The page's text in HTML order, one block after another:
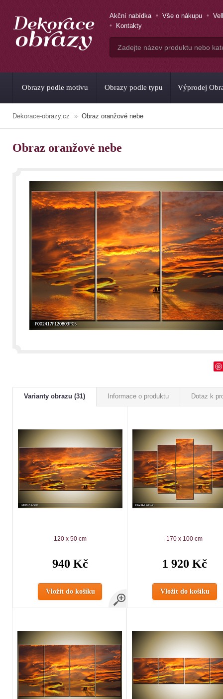
Akční nabídka Vše o nákupu
Kontakty
Obrazy podle motivu Obrazy podle typu Výprodej
Dekorace-obrazy.cz Obraz oranžové nebe
Obraz oranžové nebe
Varianty obrazu (31) Informace o produktu Dotaz k
120 x 50 cm
940 Kč
Vložit do košíku
170 x 100 cm
1 920 Kč
Vložit do košíku